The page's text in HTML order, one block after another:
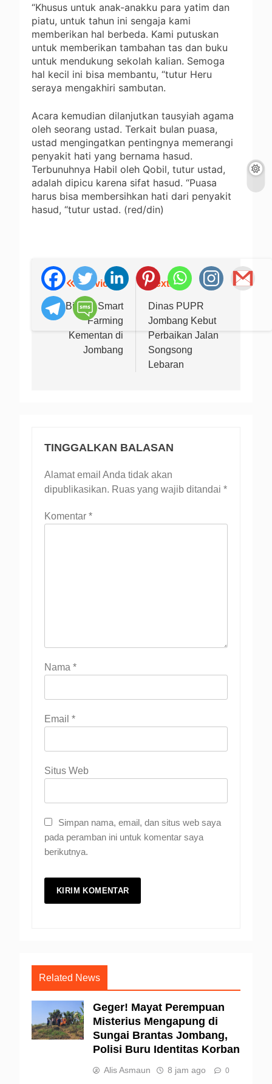
“Khusus untuk anak-anakku para yatim dan
piatu, untuk tahun ini sengaja kami
memberikan hal berbeda. Kami putuskan
untuk memberikan tambahan tas dan buku
untuk mendukung sekolah kalian. Semoga
hal kecil ini bisa membantu, “tutur Heru
seraya mengakhiri sambutan.
Acara kemudian dilanjutkan tausyiah agama
oleh seorang ustad. Terkait bulan puasa,
ustad mengingatkan pentingnya memerangi
penyakit hati yang bernama hasud.
Terbunuhnya Habil oleh Qobil, tutur ustad,
adalah dipicu karena sifat hasud. “Puasa
harus bisa membersihkan hati dari penyakit
hasud, “tutur ustad. (red/din)
Navigasi
pos
Previous:
Bimtek Smart
Farming
Kementan di
Jombang
Next:
Dinas PUPR
Jombang Kebut
Perbaikan Jalan
Songsong
Lebaran
TINGGALKAN BALASAN
Alamat email Anda tidak akan
dipublikasikan. Ruas yang wajib ditandai *
Komentar *
Nama *
Email *
Situs Web
Simpan nama, email, dan situs web saya
pada peramban ini untuk komentar saya
berikutnya.
Related News
Geger! Mayat Perempuan
Misterius Mengapung di
Sungai Brantas Jombang,
Polisi Buru Identitas Korban
Alis Asmaun 8 jam ago 0